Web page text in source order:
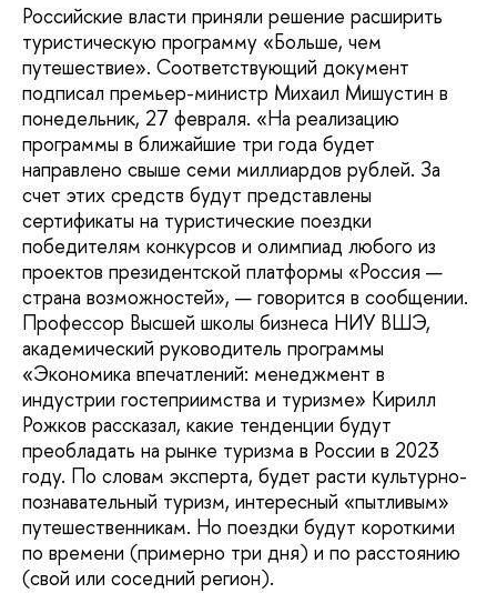
Российские власти приняли решение расширить
туристическую программу «Больше, чем
путешествие». Соответствующий документ
подписал премьер-министр Михаил Мишустин в
понедельник, 27 февраля. «На реализацию
программы в ближайшие три года будет
направлено свыше семи миллиардов рублей. За
счет этих средств будут представлены
сертификаты на туристические поездки
победителям конкурсов и олимпиад любого из
проектов президентской платформы «Россия —
страна возможностей», — говорится в сообщении.
Профессор Высшей школы бизнеса НИУ ВШЭ,
академический руководитель программы
«Экономика впечатлений: менеджмент в
индустрии гостеприимства и туризме» Кирилл
Рожков рассказал, какие тенденции будут
преобладать на рынке туризма в России в 2023
году. По словам эксперта, будет расти культурно-
познавательный туризм, интересный «пытливым»
путешественникам. Но поездки будут короткими
по времени (примерно три дня) и по расстоянию
(свой или соседний регион).